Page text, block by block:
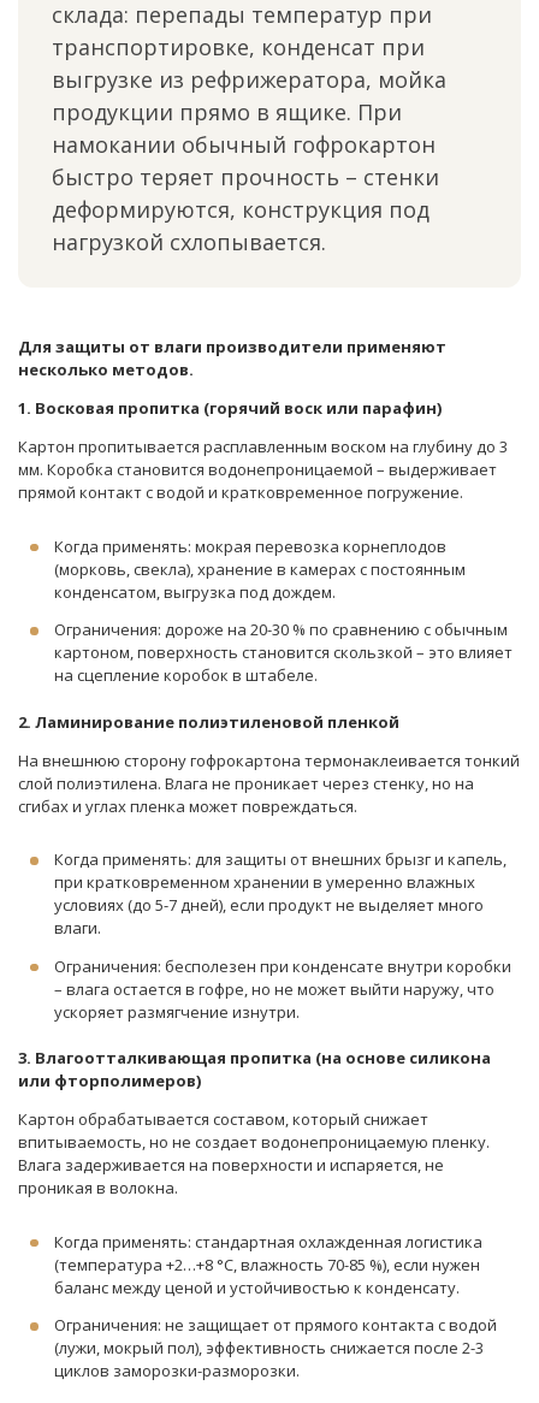
склада: перепады температур при
транспортировке, конденсат при
выгрузке из рефрижератора, мойка
продукции прямо в ящике. При
намокании обычный гофрокартон
быстро теряет прочность – стенки
деформируются, конструкция под
нагрузкой схлопывается.
Для защиты от влаги производители применяют
несколько методов.
1. Восковая пропитка (горячий воск или парафин)
Картон пропитывается расплавленным воском на глубину до 3
мм. Коробка становится водонепроницаемой – выдерживает
прямой контакт с водой и кратковременное погружение.
Когда применять: мокрая перевозка корнеплодов
(морковь, свекла), хранение в камерах с постоянным
конденсатом, выгрузка под дождем.
Ограничения: дороже на 20-30 % по сравнению с обычным
картоном, поверхность становится скользкой – это влияет
на сцепление коробок в штабеле.
2. Ламинирование полиэтиленовой пленкой
На внешнюю сторону гофрокартона термонаклеивается тонкий
слой полиэтилена. Влага не проникает через стенку, но на
сгибах и углах пленка может повреждаться.
Когда применять: для защиты от внешних брызг и капель,
при кратковременном хранении в умеренно влажных
условиях (до 5-7 дней), если продукт не выделяет много
влаги.
Ограничения: бесполезен при конденсате внутри коробки
– влага остается в гофре, но не может выйти наружу, что
ускоряет размягчение изнутри.
3. Влагоотталкивающая пропитка (на основе силикона
или фторполимеров)
Картон обрабатывается составом, который снижает
впитываемость, но не создает водонепроницаемую пленку.
Влага задерживается на поверхности и испаряется, не
проникая в волокна.
Когда применять: стандартная охлажденная логистика
(температура +2…+8 °C, влажность 70-85 %), если нужен
баланс между ценой и устойчивостью к конденсату.
Ограничения: не защищает от прямого контакта с водой
(лужи, мокрый пол), эффективность снижается после 2-3
циклов заморозки-разморозки.